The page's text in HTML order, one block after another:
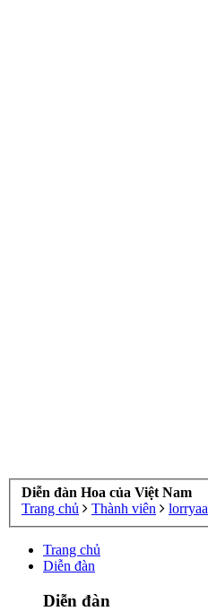
Diễn đàn Hoa của Việt Nam
Trang chủ
Thành viên lorryaa
Trang chủ
Diễn đàn
Diễn đàn